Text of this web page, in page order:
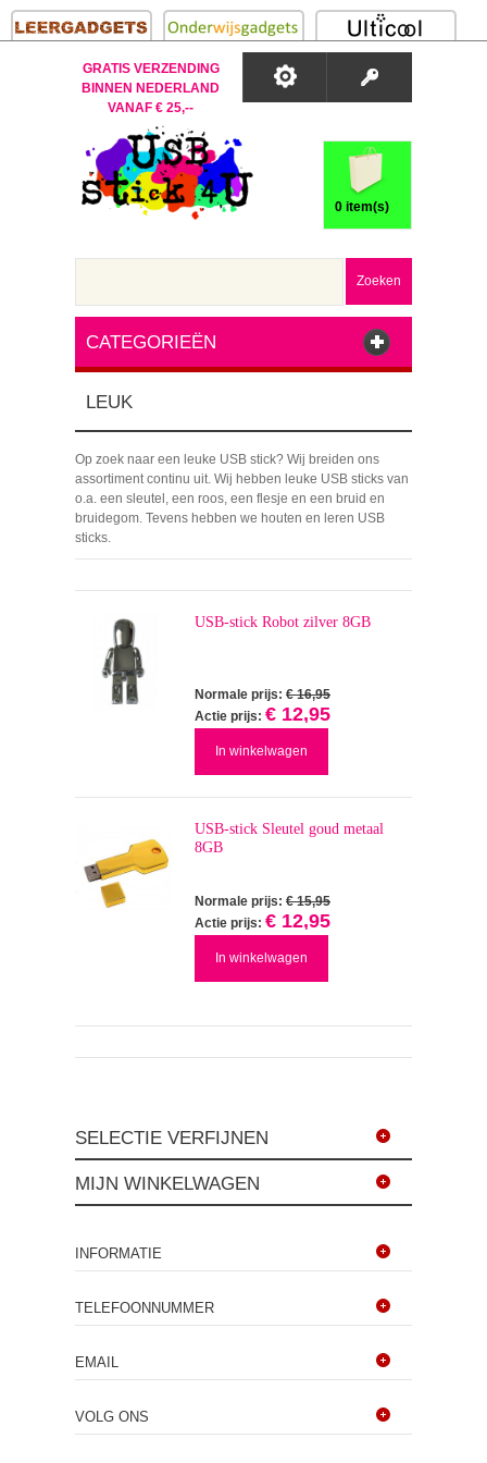
GRATIS VERZENDING
BINNEN NEDERLAND
VANAF € 25,--
0 item(s)
Zoeken
CATEGORIEËN
LEUK
Op zoek naar een leuke USB stick? Wij breiden ons
assortiment continu uit. Wij hebben leuke USB sticks van
o.a. een sleutel, een roos, een flesje en een bruid en
bruidegom. Tevens hebben we houten en leren USB
sticks.
USB-stick Robot zilver 8GB
Normale prijs: € 16,95
Actie prijs: € 12,95
In winkelwagen
USB-stick Sleutel goud metaal
8GB
Normale prijs: € 15,95
Actie prijs: € 12,95
In winkelwagen
SELECTIE VERFIJNEN
MIJN WINKELWAGEN
INFORMATIE
TELEFOONNUMMER
EMAIL
VOLG ONS